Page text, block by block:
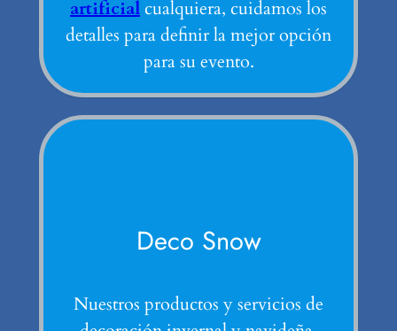
artificialcualquiera, cuidamos los
detalles para definir la mejor opción
para su evento.
Deco Snow
Nuestros productos y servicios de